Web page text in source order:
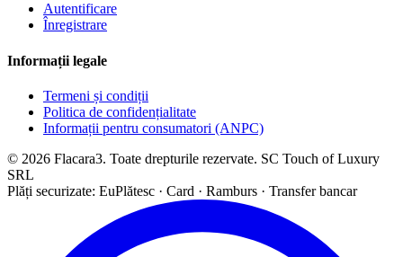
Autentificare
Înregistrare
Informații legale
Termeni și condiții
Politica de confidențialitate
Informații pentru consumatori (ANPC)
© 2026 Flacara3. Toate drepturile rezervate. SC Touch of Luxury
SRL
Plăți securizate: EuPlătesc · Card · Ramburs · Transfer bancar